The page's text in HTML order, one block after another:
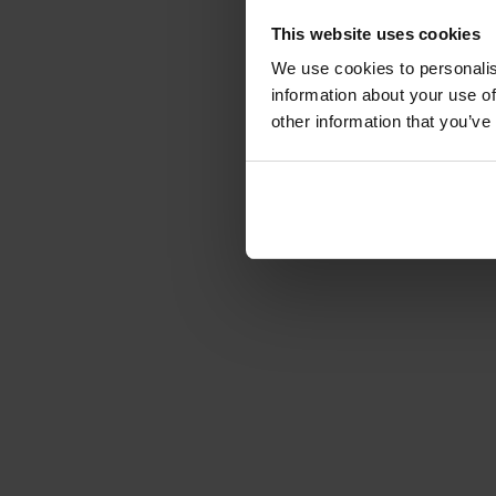
This website uses cookies
We use cookies to
information about your use
other information that